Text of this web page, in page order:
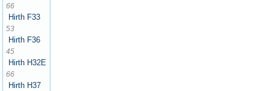
66
Hirth F33
53
Hirth F36
45
Hirth H32E
66
Hirth H37